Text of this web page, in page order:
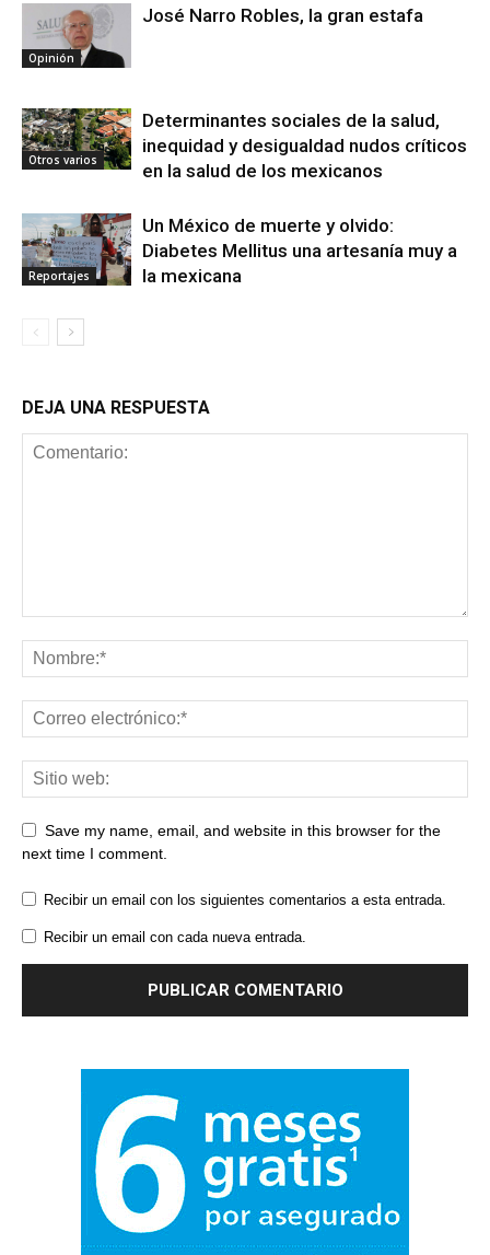
Opinión
José Narro Robles, la gran estafa
Otros varios
Determinantes sociales de la salud,
inequidad y desigualdad nudos críticos
en la salud de los mexicanos
Reportajes
Un México de muerte y olvido:
Diabetes Mellitus una artesanía muy a
la mexicana
DEJA UNA RESPUESTA
Save my name, email, and website in this browser for the
next time I comment.
Recibir un email con los siguientes comentarios a esta entrada.
Recibir un email con cada nueva entrada.